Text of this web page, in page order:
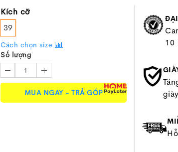
Kích cỡ
39
Cách chọn size
Số lượng
1
MUA NGAY - TRẢ GÓP
10